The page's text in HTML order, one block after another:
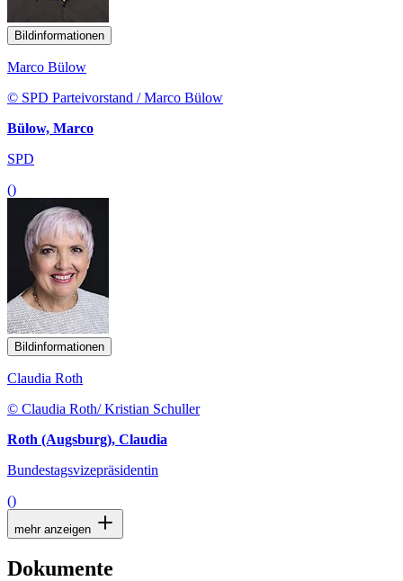
Bildinformationen
Marco Bülow
© SPD Parteivorstand / Marco Bülow
Bülow, Marco
SPD
()
Bildinformationen
Claudia Roth
© Claudia Roth/ Kristian Schuller
Roth (Augsburg), Claudia
Bundestagsvizepräsidentin
()
mehr anzeigen
Dokumente